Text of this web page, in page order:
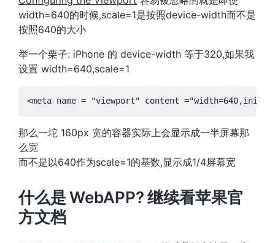
width=640的时候,scale=1是按照device-width而不是
按照640的大小
举一个栗子: iPhone 的 device-width 等于320,如果我
设置 width=640,scale=1
那么一坨 160px 宽的容器实际上会显示成一半屏幕那
么宽
而不是以640作为scale=1的基数,显示成1/4屏幕宽
什么是 WebAPP? 继续看苹果官
方文档